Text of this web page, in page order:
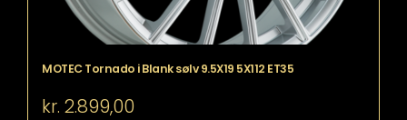
MOTEC Tornado i Blank sølv 9.5X19 5X112 ET35
kr. 2.899,00